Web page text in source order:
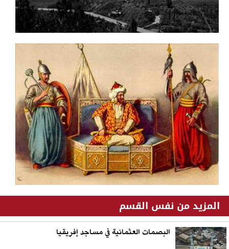
المزيد من نفس القسم
البصمات العثمانية في مساجد إفريقيا